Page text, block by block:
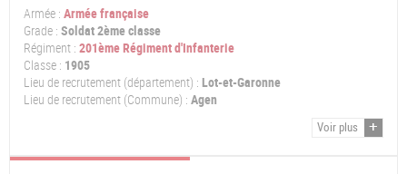
Armée : Armée française
Grade : Soldat 2ème classe
Régiment : 201ème Régiment d'Infanterie
Classe : 1905
Lieu de recrutement (département) : Lot-et-Garonne
Lieu de recrutement (Commune) : Agen
Voir plus